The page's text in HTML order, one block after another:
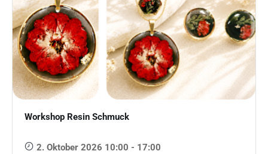
Workshop Resin Schmuck
2. Oktober 2026 10:00 - 17:00